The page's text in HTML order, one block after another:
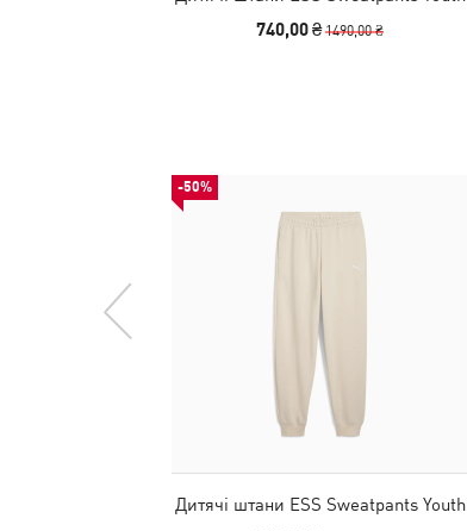
740,00 ₴1490,00 ₴
-50%
Дитячі штани ESS Sweatpants Youth